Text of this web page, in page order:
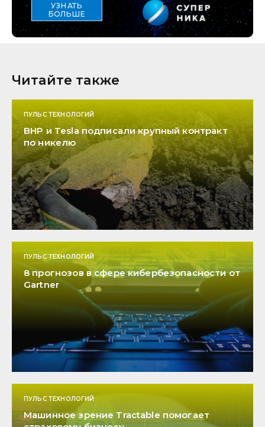
УЗНАТЬ
БОЛЬШЕ
Читайте также
ПУЛЬС ТЕХНОЛОГИЙ
BHP и Tesla подписали крупный контракт
по никелю
ПУЛЬС ТЕХНОЛОГИЙ
8 прогнозов в сфере кибербезопасности от
Gartner
ПУЛЬС ТЕХНОЛОГИЙ
Машинное зрение Tractable помогает